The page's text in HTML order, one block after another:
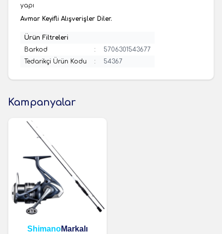
yapı
Avmar Keyifli Alışverişler Diler.
Ürün Filtreleri
Barkod
:
5706301543677
Tedarikçi Ürün Kodu
: 54367
Kampanyalar
ShimanoMarkalı